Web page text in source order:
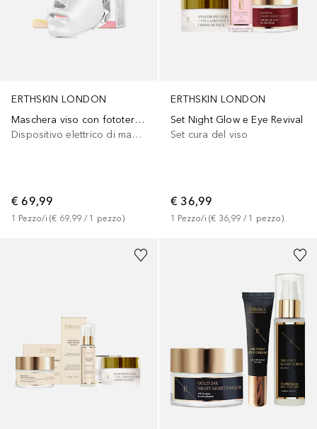
ERTHSKIN LONDON
Maschera viso con fototerapia Skin Retreat & Renew
Dispositivo elettrico di massaggio facciale
€ 69,99
1 Pezzo/i (€ 69,99 / 1 pezzo)
ERTHSKIN LONDON
Set Night Glow e Eye Revival
Set cura del viso
€ 36,99
1 Pezzo/i (€ 36,99 / 1 pezzo)